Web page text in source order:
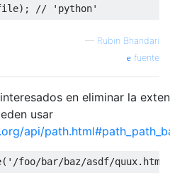
); // 'python'
— Rubin Bhandari
fuente
​​en eliminar la
usar
api/
( '/foo/bar/baz/asdf/